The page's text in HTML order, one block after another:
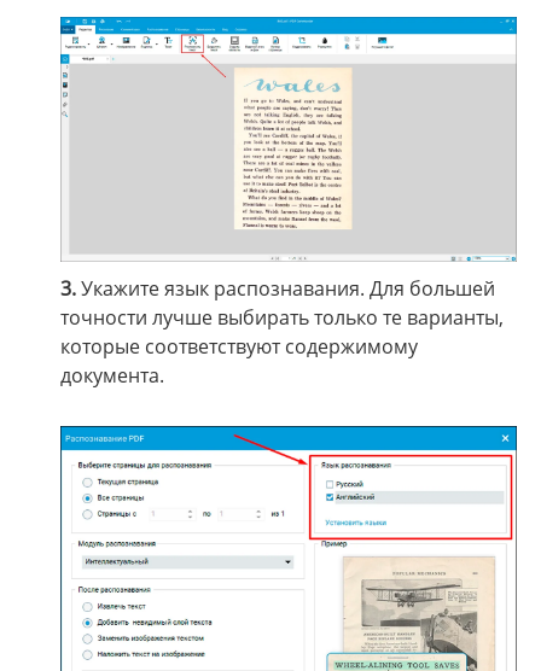
3.Укажите язык распознавания. Для большей
точности лучше выбирать только те варианты,
которые соответствуют содержимому
документа.